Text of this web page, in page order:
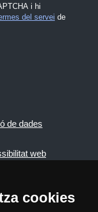
cookies
i hi
del servei de
de dades
web